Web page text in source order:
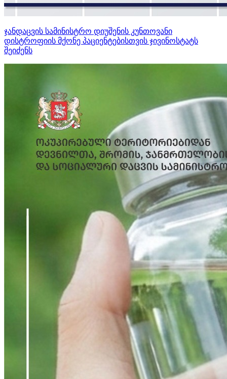
ჯანდაცვის სამინისტრო დიუშენის კუნთოვანი
დისტროფიის მქონე პაციენტებისთვის ჯივინოსტატს
შეიძენს